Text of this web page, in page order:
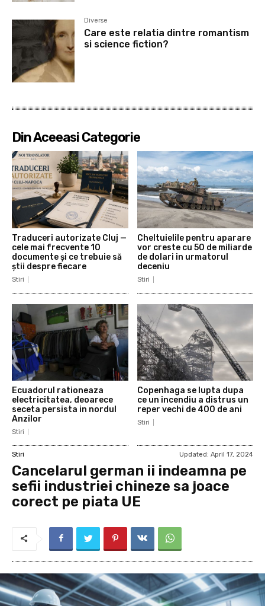
Diverse
Care este relatia dintre romantism
si science fiction?
Din Aceeasi Categorie
Traduceri autorizate Cluj —
cele mai frecvente 10
documente și ce trebuie să
știi despre fiecare
Stiri
Cheltuielile pentru aparare
vor creste cu 50 de miliarde
de dolari in urmatorul
deceniu
Stiri
Ecuadorul rationeaza
electricitatea, deoarece
seceta persista in nordul
Anzilor
Stiri
Copenhaga se lupta dupa
ce un incendiu a distrus un
reper vechi de 400 de ani
Stiri